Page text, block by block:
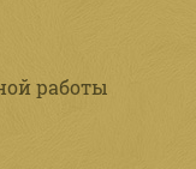
работы